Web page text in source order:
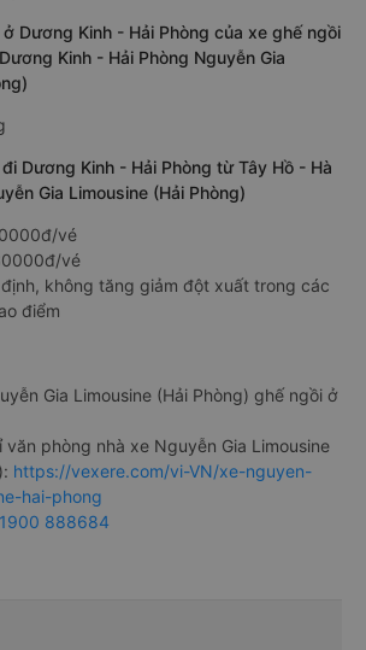
Dương Kinh - Hải Phòng của xe ghế ngồi
Kinh - Hải Phòng Nguyễn Gia
Dương Kinh - Hải Phòng từ Tây Hồ - Hà
Gia Limousine (Hải Phòng)
vé
vé
không tăng giảm đột xuất trong các
điểm
Gia Limousine (Hải Phòng) ghế ngồi ở
văn phòng nhà xe Nguyễn Gia Limousine
https://vexere.com/vi-VN/xe-nguyen-
hai-phong
1900 888684